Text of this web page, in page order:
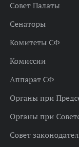
Совет Палаты
Сенаторы
Комитеты СФ
Комиссии
Аппарат СФ
Органы при
Органы при
Совет